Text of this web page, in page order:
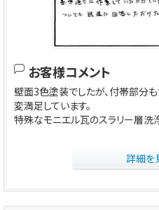
お客様コメント
壁面3色塗装でしたが、付帯部分
変満足しています。
特殊なモニエル瓦のスラリー層洗
詳細を